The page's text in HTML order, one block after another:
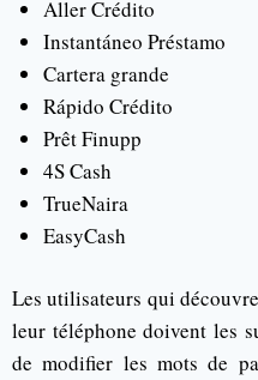
Aller Crédito
Instantáneo Préstamo
Cartera grande
Rápido Crédito
Prêt Finupp
4S Cash
TrueNaira
EasyCash
Les utilisateurs qui
leur téléphone doivent les
de modifier les mots de